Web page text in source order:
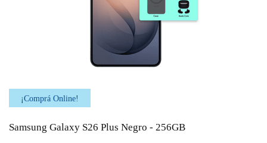
¡Comprá Online!
Samsung Galaxy S26 Plus Negro - 256GB